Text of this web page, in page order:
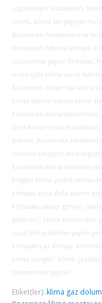
soğutmuyor Kocasinan,
servisi, klima ses yapıyor
Kocasinan havalandırma
Kocasinan fabrika kliması,
sözleşmesi yapan firmalar,
multi split klima servis
Kocasinan duvar tipi klima
klima sökme takma tamir
Kocasinan klima tamircileri,
özel klima servisi
bakımı, Kocasinan
motoru çalışıyor ama
Kocasinan klima servisleri
bölgesi klima yetkili servisi
klimaya kaça defa bakım
klimadan sesler geliyor,
yakarmı?, klima kumandası
ucuz klima bakımı yapan
klimadan su akması,
klima hangisi?, klima
bakımı nasıl yapılır?,
Etiket(ler): klima gaz